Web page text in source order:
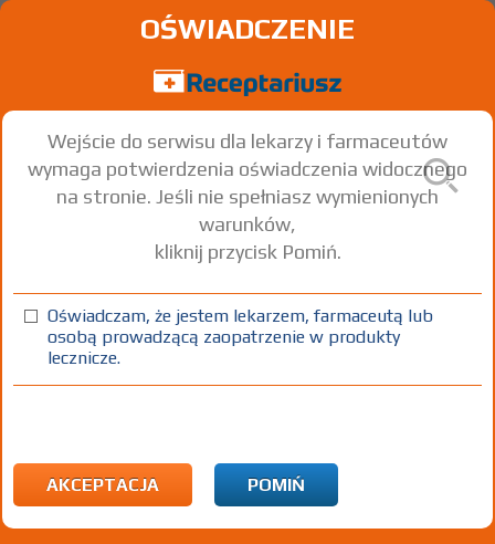
Allopurinol
tabl. 100 mg 100 szt. Doustnie
100%
R(1) 75+(2) DZ(3)
wskazania przy opisie leku) Refundacja we wszystkich
zarejestrowanych wskazaniach:
Pokaż wskazania chpl.
OŚWIADCZENIE
Wejście do serwisu dla lekarzy i farmaceutów
wymaga potwierdzenia oświadczenia widocznego
na stronie. Jeśli nie spełniasz wymienionych
warunków,
kliknij przycisk Pomiń.
Oświadczam, że jestem lekarzem, farmaceutą lub
osobą prowadzącą zaopatrzenie w produkty
lecznicze.
AKCEPTACJA POMIŃ